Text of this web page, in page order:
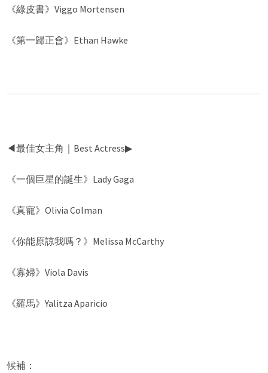
《綠皮書》Viggo Mortensen
《第一歸正會》Ethan Hawke
◀︎最佳女主角｜Best Actress▶︎
《一個巨星的誕生》Lady Gaga
《真寵》Olivia Colman
《你能原諒我嗎？》Melissa McCarthy
《寡婦》Viola Davis
《羅馬》Yalitza Aparicio
候補：